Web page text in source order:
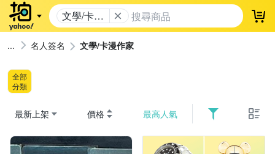
文學/卡漫
作家
登
名人簽名 文學/卡漫作家
全部
分類
最新上架 價格 最高人氣